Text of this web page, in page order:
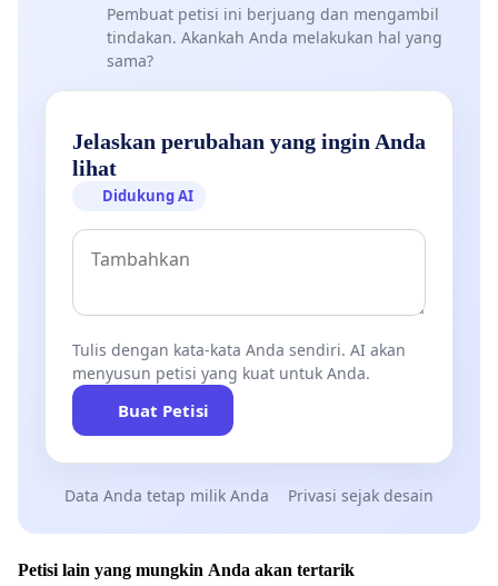
Pembuat petisi ini berjuang dan mengambil
tindakan. Akankah Anda melakukan hal yang
sama?
Jelaskan perubahan yang ingin Anda
lihat
Didukung AI
Tulis dengan kata-kata Anda sendiri. AI akan
menyusun petisi yang kuat untuk Anda.
Buat Petisi
Data Anda tetap milik Anda Privasi sejak desain
Petisi lain yang mungkin Anda akan tertarik